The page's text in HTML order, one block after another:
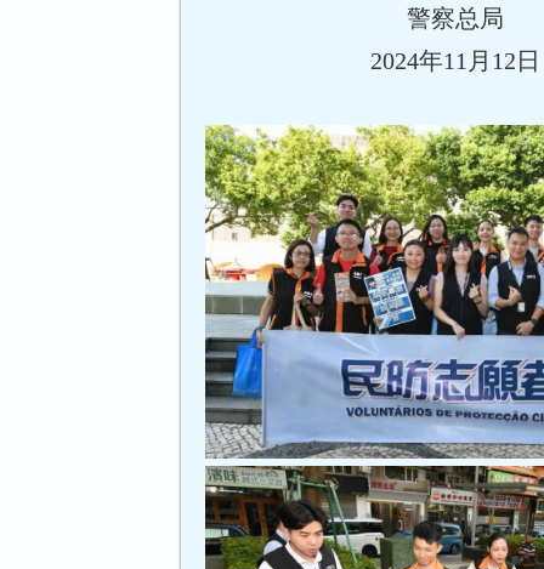
警察总局
2024年11月12日